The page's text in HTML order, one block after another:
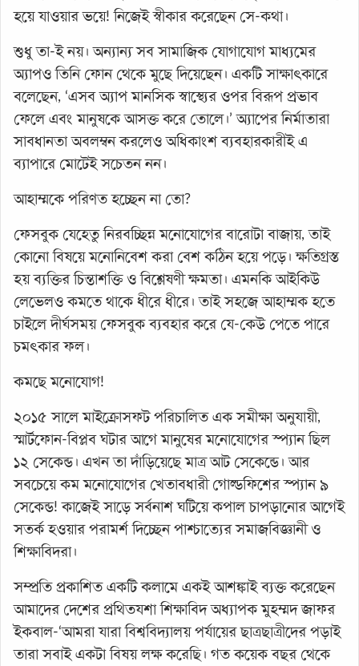
হয়ে যাওয়ার ভয়ে! নিজেই স্বীকার করেছেন সে-কথা।
শুধু তা-ই নয়। অন্যান্য সব সামাজিক যোগাযোগ মাধ্যমের
অ্যাপও তিনি ফোন থেকে মুছে দিয়েছেন। একটি সাক্ষাৎকারে
বলেছেন, ‘এসব অ্যাপ মানসিক স্বাস্থ্যের ওপর বিরূপ প্রভাব
ফেলে এবং মানুষকে আসক্ত করে তোলে।’ অ্যাপের নির্মাতারা
সাবধানতা অবলম্বন করলেও অধিকাংশ ব্যবহারকারীই এ
ব্যাপারে মোটেই সচেতন নন।
আহাম্মকে পরিণত হচ্ছেন না তো?
ফেসবুক যেহেতু নিরবচ্ছিন্ন মনোযোগের বারোটা বাজায়, তাই
কোনো বিষয়ে মনোনিবেশ করা বেশ কঠিন হয়ে পড়ে। ক্ষতিগ্রস্ত
হয় ব্যক্তির চিন্তাশক্তি ও বিশ্লেষণী ক্ষমতা। এমনকি আইকিউ
লেভেলও কমতে থাকে ধীরে ধীরে। তাই সহজে আহাম্মক হতে
চাইলে দীর্ঘসময় ফেসবুক ব্যবহার করে যে-কেউ পেতে পারে
চমৎকার ফল।
কমছে মনোযোগ!
২০১৫ সালে মাইক্রোসফট পরিচালিত এক সমীক্ষা অনুযায়ী,
স্মার্টফোন-বিপ্লব ঘটার আগে মানুষের মনোযোগের স্প্যান ছিল
১২ সেকেন্ড। এখন তা দাঁড়িয়েছে মাত্র আট সেকেন্ডে। আর
সবচেয়ে কম মনোযোগের খেতাবধারী গোল্ডফিশের স্প্যান ৯
সেকেন্ড! কাজেই সাড়ে সর্বনাশ ঘটিয়ে কপাল চাপড়ানোর আগেই
সতর্ক হওয়ার পরামর্শ দিচ্ছেন পাশ্চাত্যের সমাজবিজ্ঞানী ও
শিক্ষাবিদরা।
সম্প্রতি প্রকাশিত একটি কলামে একই আশঙ্কাই ব্যক্ত করেছেন
আমাদের দেশের প্রথিতযশা শিক্ষাবিদ অধ্যাপক মুহম্মদ জাফর
ইকবাল-‘আমরা যারা বিশ্ববিদ্যালয় পর্যায়ের ছাত্রছাত্রীদের পড়াই
তারা সবাই একটা বিষয় লক্ষ করেছি। গত কয়েক বছর থেকে